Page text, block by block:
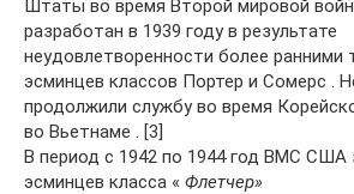
Штаты во время Второй мировой
разработан в 1939 году в результате
неудовлетворенности более ранними
эсминцев классов Портер и Сомерс .
продолжили службу во время
во Вьетнаме . [3]
В период с 1942 по 1944 год ВМС США
эсминцев класса « Флетчер»